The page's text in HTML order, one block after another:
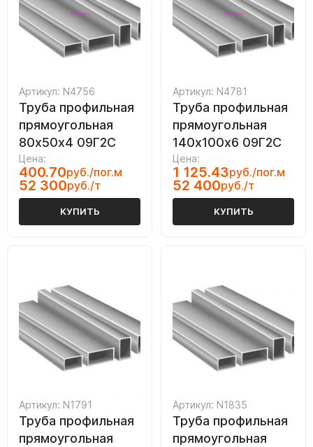
Артикул: N4756
Труба профильная
прямоугольная
80х50х4 09Г2С
Цена:
400.70руб./пог.м
52 300руб./т
КУПИТЬ
Артикул: N4781
Труба профильная
прямоугольная
140х100х6 09Г2С
Цена:
1 125.43руб./пог.м
52 400руб./т
КУПИТЬ
Артикул: N1791
Труба профильная
прямоугольная
Артикул: N1835
Труба профильная
прямоугольная